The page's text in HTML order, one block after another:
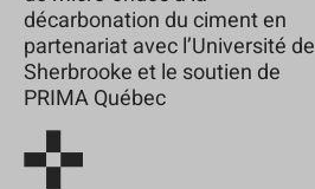
décarbonation du ciment en
partenariat avec l’Université de
Sherbrooke et le soutien de
PRIMA Québec